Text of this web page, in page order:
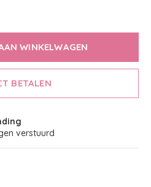
WINKELWAGEN
BETALEN
verstuurd